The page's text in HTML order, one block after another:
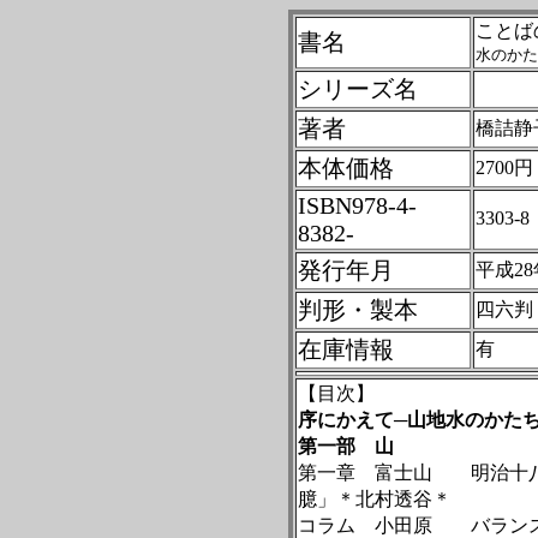
書名 こと
水のか
シリーズ名
著者
橋詰静
本体価格 2700円
ISBN978-4-
8382-
3303-
発行年月 平成28
判形・製本 四六
在庫情報 有
【目次】
序にかえて─山地水のかた
第一部 山
第一章 富士山 明治十八
臆」＊北村透谷＊
コラム 小田原 バランス